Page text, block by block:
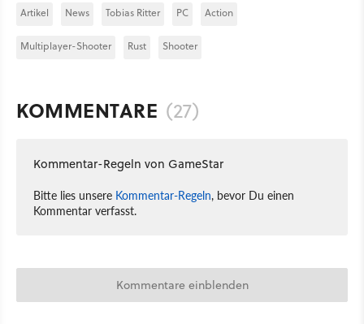
Artikel News Tobias Ritter PC Action
Multiplayer-Shooter Rust Shooter
KOMMENTARE (27)
Kommentar-Regeln von GameStar
Bitte lies unsere Kommentar-Regeln, bevor Du einen
Kommentar verfasst.
Kommentare einblenden